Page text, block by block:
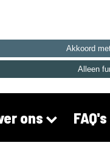
Akkoord
Alleen
ons FAQ's